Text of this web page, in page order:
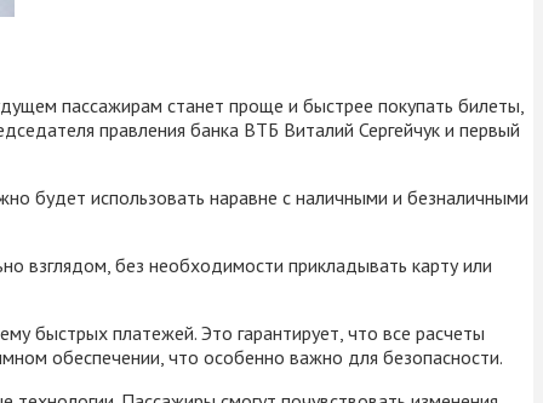
пассажирам станет проще и быстрее покупать билеты,
правления банка ВТБ Виталий Сергейчук и первый
будет использовать наравне с наличными и безналичными
взглядом, без необходимости прикладывать карту или
быстрых платежей. Это гарантирует, что все расчеты
обеспечении, что особенно важно для безопасности.